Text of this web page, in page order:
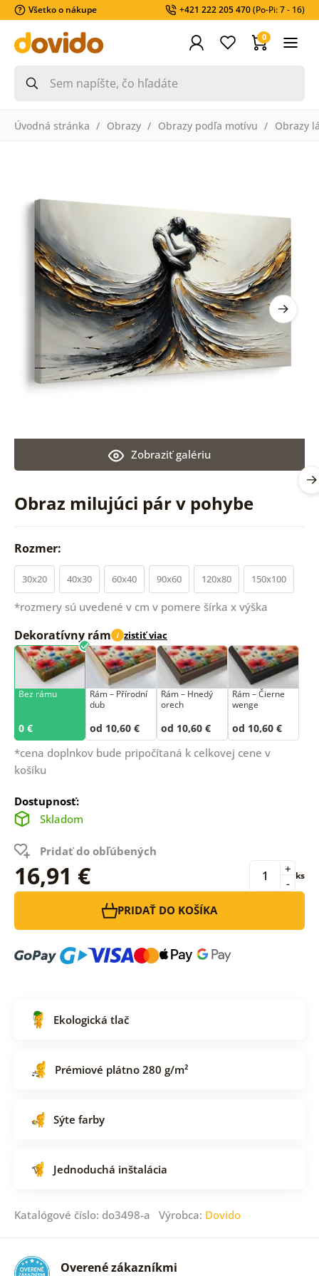
Všetko o nákupe +421 222 205 470(Po-Pi: 7 - 16)
0
Úvodná stránka Obrazy Obrazy podľa motívu Obrazy
Obraz milujúci pár v pohybe
Zobraziť galériu
Rozmer:
30x20 40x30 60x40 90x60 120x80 150x100
*rozmery sú uvedené v cm v pomere šírka x výška
Dekoratívny rám i zistiť viac
Bez rámu
0 €
Rám –⁠⁠⁠⁠⁠⁠ Přírodní
dub
od 10,60 €
Rám – Hnedý
orech
od 10,60 €
Rám – Čierne
wenge
od 10,60 €
*cena doplnkov bude pripočítaná k celkovej cene v
košíku
Dostupnosť:
Skladom
Pridať do obľúbených
16,91 € -
+ ks
PRIDAŤ DO KOŠÍKA
Ekologická tlač
Prémiové plátno 280 g/m²
Sýte farby
Jednoduchá inštalácia
Katalógové číslo: do3498-a Výrobca: Dovido
Overené zákazníkmi